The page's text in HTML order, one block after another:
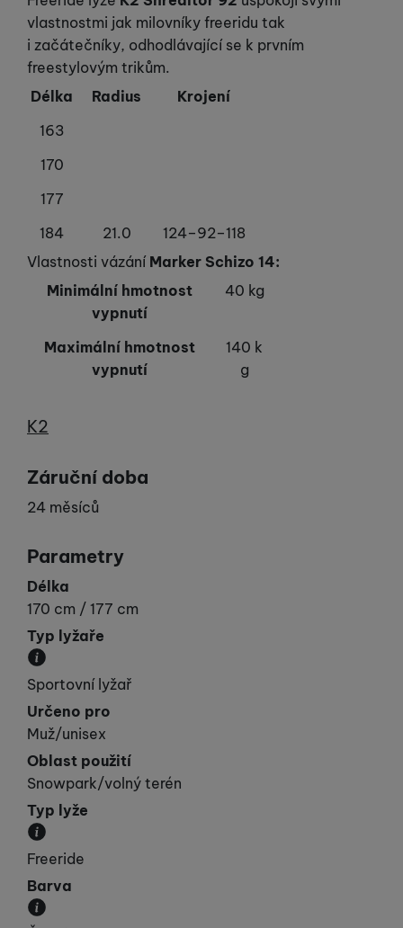
vlastnostmi jak milovníky freeridu tak
i začátečníky, odhodlávající se k prvním
freestylovým trikům.
Délka
Radius
Krojení
163
170
177
184
21.0
124–92–118
Vlastnosti vázáníMarker Schizo 14:
Minimální hmotnost
vypnutí
40 kg
Maximální hmotnost
vypnutí
140 k
g
Výrobce
K2
Záruční doba
24 měsíců
Parametry
Délka
170 cm / 177 cm
Typ lyžaře
Udává vaší „výkonnost“.
Sportovní lyžař
Určeno pro
Muž/unisex
Oblast použití
Snowpark/volný terén
Typ lyže
Kategorie, do které lyže spadá svými vlastnostmi.
Freeride
Barva